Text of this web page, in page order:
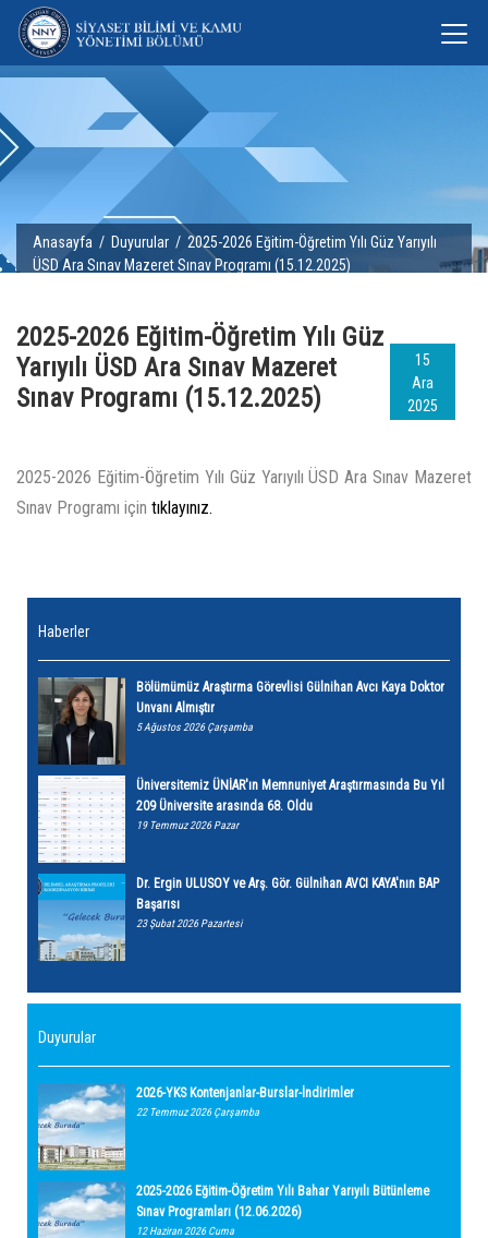
Anasayfa / Duyurular / 2025-2026 Eğitim-Öğretim Yılı Güz Yarıyılı
ÜSD Ara Sınav Mazeret Sınav Programı (15.12.2025)
15
Ara
2025
2025-2026 Eğitim-Öğretim Yılı Güz
Yarıyılı ÜSD Ara Sınav Mazeret
Sınav Programı (15.12.2025)
2025-2026 Eğitim-Öğretim Yılı Güz Yarıyılı ÜSD Ara Sınav Mazeret
Sınav Programı için tıklayınız.
Haberler
Bölümümüz Araştırma Görevlisi Gülnihan Avcı Kaya Doktor
Unvanı Almıştır
5 Ağustos 2026 Çarşamba
Üniversitemiz ÜNİAR'ın Memnuniyet Araştırmasında Bu Yıl
209 Üniversite arasında 68. Oldu
19 Temmuz 2026 Pazar
Dr. Ergin ULUSOY ve Arş. Gör. Gülnihan AVCI KAYA'nın BAP
Başarısı
23 Şubat 2026 Pazartesi
Duyurular
2026-YKS Kontenjanlar-Burslar-İndirimler
22 Temmuz 2026 Çarşamba
2025-2026 Eğitim-Öğretim Yılı Bahar Yarıyılı Bütünleme
Sınav Programları (12.06.2026)
12 Haziran 2026 Cuma